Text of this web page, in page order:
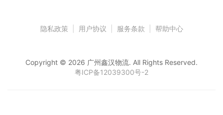
隐私政策 用户协议 服务条款 帮助中心
Copyright © 2026 广州鑫汉物流. All Rights Reserved.
粤ICP备12039300号-2